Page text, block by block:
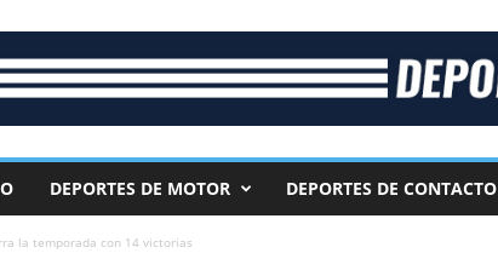
DEPORTES DE MOTOR DEPORTES DE CONTACTO
la temporada con 14 victorias